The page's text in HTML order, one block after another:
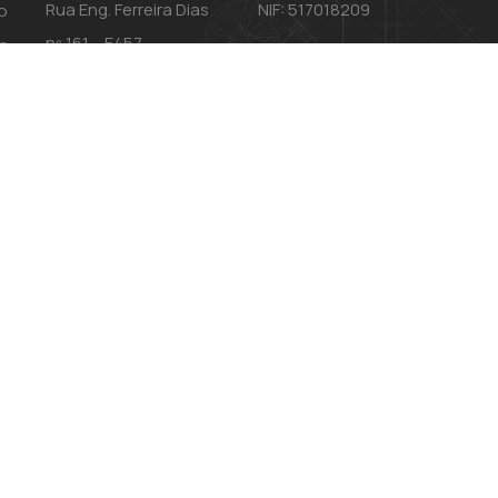
Rua Eng. Ferreira Dias
nº 161 – E457
NIF: 517018209